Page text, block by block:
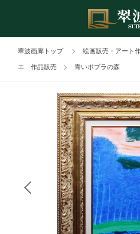
翠波画廊トップ 絵画販売・アート
エ 作品販売 青いポプラの森